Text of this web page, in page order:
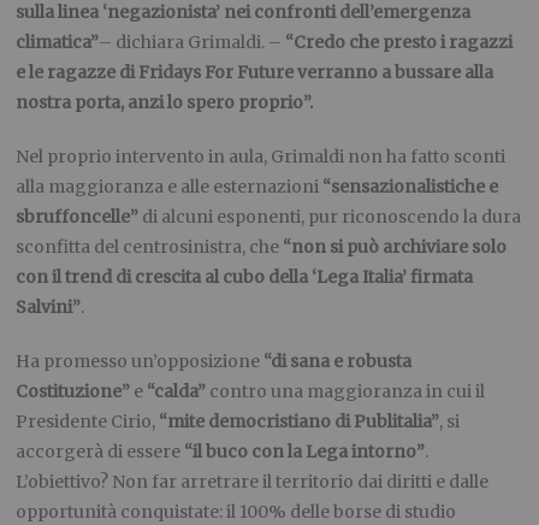
sulla linea ‘negazionista’ nei confronti dell’emergenza
climatica”– dichiara Grimaldi. – “Credo che presto i ragazzi
e le ragazze di Fridays For Future verranno a bussare alla
nostra porta, anzi lo spero proprio”.
Nel proprio intervento in aula, Grimaldi non ha fatto sconti
alla maggioranza e alle esternazioni “sensazionalistiche e
sbruffoncelle” di alcuni esponenti, pur riconoscendo la dura
sconfitta del centrosinistra, che “non si può archiviare solo
con il trend di crescita al cubo della ‘Lega Italia’ firmata
Salvini”.
Ha promesso un’opposizione “di sana e robusta
Costituzione” e “calda” contro una maggioranza in cui il
Presidente Cirio, “mite democristiano di Publitalia”, si
accorgerà di essere “il buco con la Lega intorno”.
L’obiettivo? Non far arretrare il territorio dai diritti e dalle
opportunità conquistate: il 100% delle borse di studio